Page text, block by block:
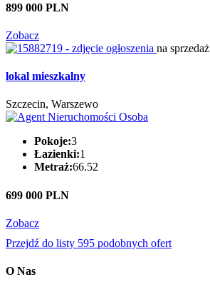
899 000 PLN
Zobacz
na sprzedaż
lokal mieszkalny
Szczecin, Warszewo
Pokoje:3
Łazienki:1
Metraż:66.52
699 000 PLN
Zobacz
Przejdź do listy 595 podobnych ofert
O Nas